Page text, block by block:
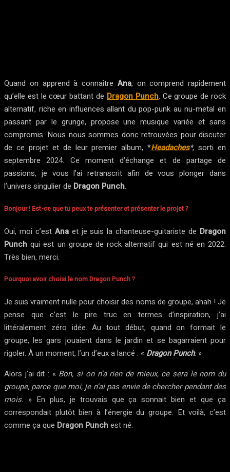
Quand on apprend à connaître Ana, on comprend rapidement
qu’elle est le cœur battant de Dragon Punch. Ce groupe de rock
alternatif, riche en influences allant du pop-punk au nu-metal en
passant par le grunge, propose une musique variée et sans
compromis. Nous nous sommes donc retrouvées pour discuter
de ce projet et de leur premier album, *Headaches*, sorti en
septembre 2024. Ce moment d’échange et de partage de
passions, je vous l’ai retranscrit afin de vous plonger dans
l’univers singulier de Dragon Punch.
Bonjour ! Est-ce que tu peux te présenter et présenter le projet ?
Oui, moi c’est Anaet je suis la chanteuse-guitariste de Dragon
Punch qui est un groupe de rock alternatif qui est né en 2022.
Très bien, merci.
Pourquoi avoir choisi le nom Dragon Punch ?
Je suis vraiment nulle pour choisir des noms de groupe, ahah ! Je
pense que c’est le pire truc en termes d’inspiration, j’ai
littéralement zéro idée. Au tout début, quand on formait le
groupe, les gars jouaient dans le jardin et se bagarraient pour
rigoler. À un moment, l’un d’eux a lancé : « Dragon Punch. »
Alors j’ai dit : « Bon, si on n’a rien de mieux, ce sera le nom du
groupe, parce que moi, je n’ai pas envie de chercher pendant des
mois. » En plus, je trouvais que ça sonnait bien et que ça
correspondait plutôt bien à l’énergie du groupe. Et voilà, c’est
comme ça que Dragon Punchest né.